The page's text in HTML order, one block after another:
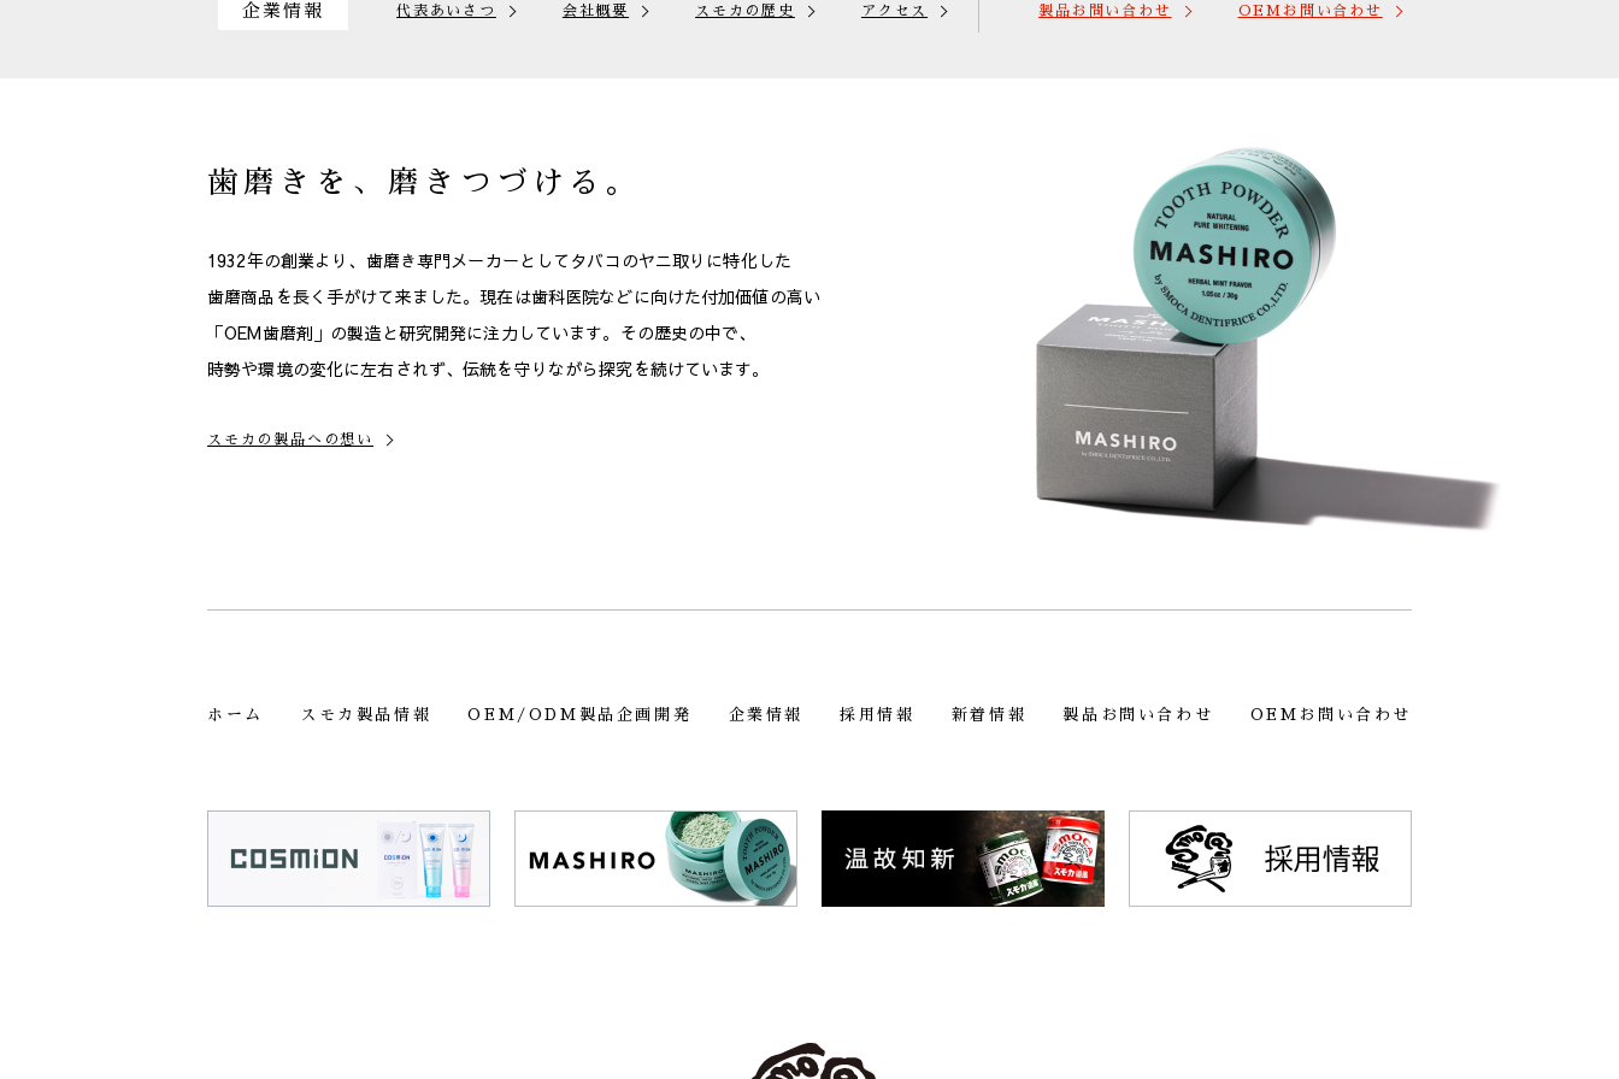
企業情報 代表あいさつ 会社概要 スモカの歴史 アクセス 製品お問い合わせ OEMお問い合わせ
歯磨きを、磨きつづける。
1932年の創業より、 歯磨き専門メーカーとしてタバコのヤニ取りに特化した
歯磨商品を長く手がけて来ました。現在は歯科医院などに向けた付加価値の高い
「OEM歯磨剤」の製造と研究開発に注力しています。 その歴史の中で、
時勢や環境の変化に左右されず、伝統を守りながら探究を続けています。
スモカの製品への想い
ホーム スモカ製品情報 OEM/ODM製品企画開発 企業情報 採用情報 新着情報 製品お問い合わせ OEMお問い合わせ